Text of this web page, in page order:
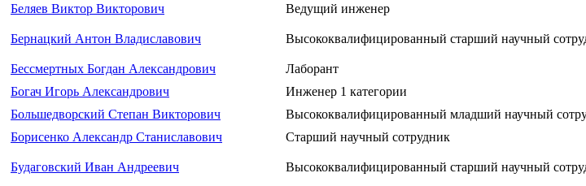
Беляев Виктор Викторович
Ведущий инженер
Бернацкий Антон Владиславович Высококвалифицированный старший научный
Бессмертных Богдан Александрович
Лаборант
Богач Игорь Александрович
Инженер 1 категории
Большедворский Степан Викторович
Высококвалифицированный младший научный
Борисенко Александр Станиславович
Старший научный сотрудник
Будаговский Иван Андреевич Высококвалифицированный старший научный